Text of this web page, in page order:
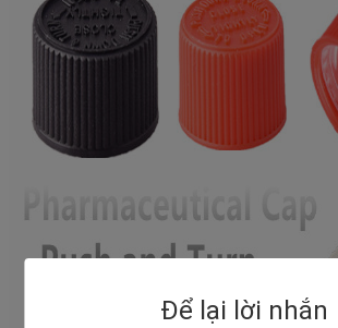
Để lại lời nhắn